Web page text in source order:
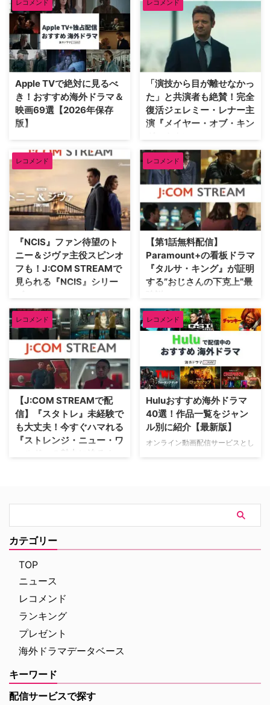
にはどんな作品がある？ ディズ
ニープラスは、「ディ …
んだ作品まで手軽に見られる
Netflix（ネットフリッ …
ガや雑誌といった電子書籍まで楽
しめる。その中でも、海外ドラマ
作品においては、最新作から名
作・旧作まで豊富なラインナップ
が揃っている。 そこで今回は、
ミステリーからアクション、コメ
ディまでジャンル別におすすめ海
外ドラマをランキング形式で紹
介。（随時更新中） U-NEXTを
おすすめする理由 見放題作品数
No.1の動画配信サービスU-
CBSと米ワーナーメディアと
SVODにおける独 …
書係の事件録』は、2019年に誕
生すると瞬く間に日本でも多くの
ファンを獲得したフレンチミステ
リー。フランスのパリを舞台にタ
イプのまったく異なる二人の女性
が主役を務める犯罪捜査ドラマだ
が、実はアーサー・コナン・ドイ
ルが生んだシャーロック・ホーム
ズ作品との共通点がいくつも見ら
れる。その観点から同シリーズの
魅力をお伝えしよう。 『アスト
件録』を今すぐ視聴する J:COM
のWEBマガジン「J:magazine!」
で来 …
レコメンド
Apple TVで絶対に見るべ
き！おすすめ海外ドラマ＆
映画69選【2026年保存
版】
米Apple社が提供するストリーミ
ングサービスApple TV（アップ
ルTV）では、オリジナルの新作
ドラマや映画を続々と配信中。今
回は、AppleTV+でしか見られな
いおすすめ作品をランキング形式
で紹介。（随時更新中） Apple
TVをおすすめする理由 Apple
TV（アップルTVプラス）は、
Appleが独自に製作するドラマや
映画、ドキュメンタリーなどが月
額900円で見放題の配信サービ
ス。2019年のサービス開始以
ーチがゆく』『ザ・モーニングシ
ョー』など賞レースを席巻する …
レコメンド
「演技から目が離せなかっ
た」と共演者も絶賛！完全
復活ジェレミー・レナー主
演『メイヤー・オブ・キン
刑務所ドラマといえば、これまで
『プリズン・ブレイク』『オレン
ジ・イズ・ニュー・ブラック』
『OZ／オズ』『ウェントワース
女子刑務所』など様々な名作が生
まれてきた。そんな中、2021年
にスタートした新たな切り口の刑
務所ドラマ、『メイヤー・オブ・
キングスタウン』は先月シーズン
4に突入。主演俳優の大怪我も乗
り越えた「J:COM STREAM」で
配信中の本作の魅力をご紹介しよ
う。 『メイヤー・オブ・キング
スタウン』を今すぐ視聴する
J:COMのWEBマガジン
「J:magazine!」で相関図をチェ
ック！ 立派な上場 …
レコメンド
『NCIS』ファン待望のト
ニー＆ジヴァ主役スピンオ
フも！J:COM STREAMで
見られる『NCIS』シリー
『NCIS』シリーズといえば、海
外ドラマファンなら必ず知ってい
る世界中で大人気の犯罪捜査ドラ
マだ。これまでにもロサンゼル
ス、ニューオーリンズ、シドニー
やハワイ、そしてワシントン
D.C.を舞台とする本家の前日譚
と、様々な土地や時代背景を舞台
にしたスピンオフが生まれてき
た。だが今回、ある人気コンビに
特化したスピンオフが登場。それ
が、「J:COM STREAM」で配信
J:COMのWEBマ …
レコメンド
【第1話無料配信】
Paramount+の看板ドラマ
『タルサ・キング』が証明
する”おじさんの下克上”最
『タルサ・キング』の主人公ドワ
イト・マンフレディ（シルヴェス
ター・スタローン）は、ニューヨ
ークのマフィアファミリー幹部
で、“ザ・ジェネラル（将軍）”と
言われるほどの地位を築いてき
た。25年の刑期を務めマフィア
一家に戻ったら、“ニューヨーク
にはお前の居場所はない”言わ
れ、オクラホマ州タルサという田
舎に“左遷”される。生粋のニュー
ヨーカーであるドワイトは、誰一
近未来のようだった。タクシーは
レコメンド
【J:COM STREAMで配
信】『スタトレ』未経験で
も大丈夫！今すぐハマれる
『ストレンジ・ニュー・ワ
ールド』の魅力に迫る！
ズ。その中でも「全くの初心者で
のが、Paramount+オリジナル作
品『スター・トレック：ストレン
の度、待望のシーズン3が
「J:COM STREAM」で配信開始
ている。SF作品は敷居が高いと
感じている方もいるかもしれない
聴でき、半世紀以上続く『スタ
ー・トレック』の「元祖」とも言
レコメンド
Huluおすすめ海外ドラマ
40選！作品一覧をジャン
ル別に紹介【最新版】
オンライン動画配信サービスとし
し、作品が多すぎて何から見始め
ていいかわからないという人も多
いはず。そこで、Huluにて配信
紹介！ "今"だからこそ観たい海外
カテゴリー
TOP
ニュース
レコメンド
ランキング
プレゼント
海外ドラマデータベース
キーワード
配信サービスで探す